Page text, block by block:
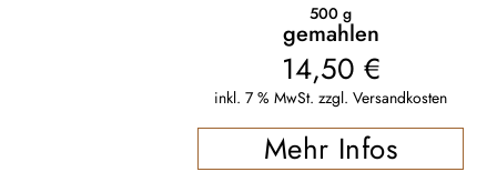
500 g
gemahlen
14,50 €
inkl. 7 % MwSt. zzgl. Versandkosten
Mehr Infos